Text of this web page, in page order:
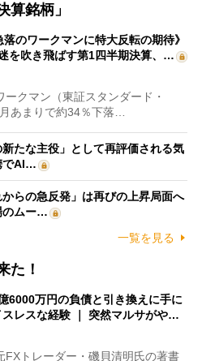
算銘柄」
落のワークマンに特大反転の期待》
を吹き飛ばす第1四半期決算、…
クマン（東証スタンダード・
あまりで約34％下落…
たな主役」として再評価される気
でAI…
らの急反発」は再びの上昇局面へ
のムー…
一覧を見る
た！
6000万円の負債と引き換えに手に
スレスな経験 ｜ 突然マルサがや…
トレーダー・磯貝清明氏の著書